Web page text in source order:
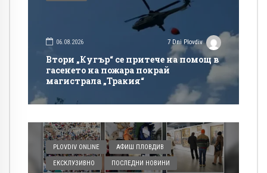
06.08.2026 7 Dni Plovdiv
Втори „Кугър“ се притече на помощ в
гасенето на пожара покрай
магистрала „Тракия“
PLOVDIV ONLINE АФИШ ПЛОВДИВ
ЕКСКЛУЗИВНО ПОСЛЕДНИ НОВИНИ